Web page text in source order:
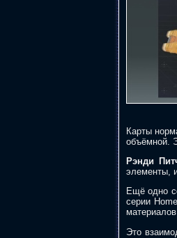
Карты
объёмной.
Рэнди
элементы,
Ещё одно
серии
Это